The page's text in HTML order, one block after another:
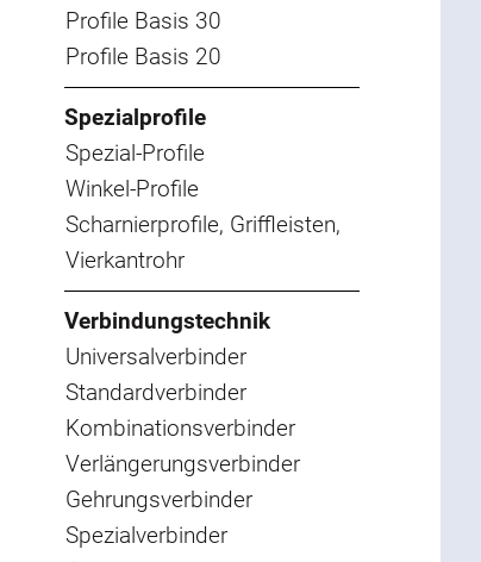
Profile Basis 30
Profile Basis 20
Spezialprofile
Spezial-Profile
Winkel-Profile
Scharnierprofile, Griffleisten,
Vierkantrohr
Verbindungstechnik
Universalverbinder
Standardverbinder
Kombinationsverbinder
Verlängerungsverbinder
Gehrungsverbinder
Spezialverbinder